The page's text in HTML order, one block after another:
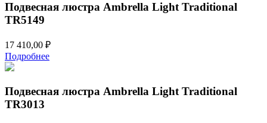
Подвесная люстра Ambrella Light Traditional
TR5149
17 410,00 ₽
Подробнее
Подвесная люстра Ambrella Light Traditional
TR3013